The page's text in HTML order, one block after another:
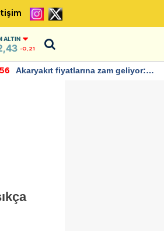
ALTIN
-0,21
Akaryakıt fiyatlarına zam geliyor: